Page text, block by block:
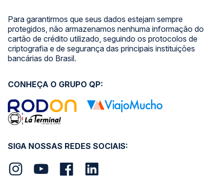
Para garantirmos que seus dados estejam sempre
protegidos, não armazenamos nenhuma informação do
cartão de crédito utilizado, seguindo os protocolos de
criptografia e de segurança das principais instituições
bancárias do Brasil.
SIGA NOSSAS REDES SOCIAIS:
CONHEÇA O GRUPO QP: